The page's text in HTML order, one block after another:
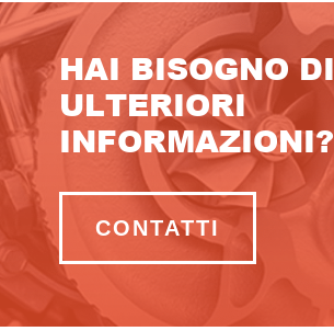
HAI BISOGNO DI
ULTERIORI
INFORMAZIONI?
CONTATTI